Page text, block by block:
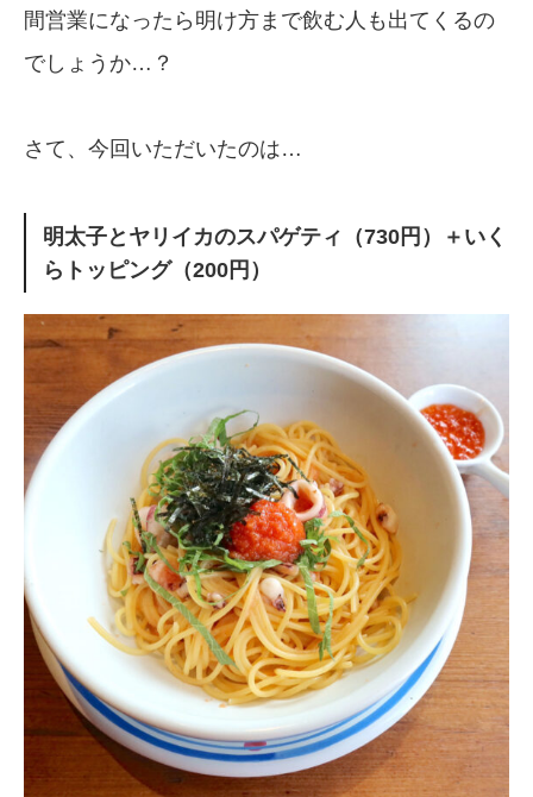
間営業になったら明け方まで飲む人も出てくるの
でしょうか…？
さて、今回いただいたのは…
明太子とヤリイカのスパゲティ（730円）＋いく
らトッピング（200円）